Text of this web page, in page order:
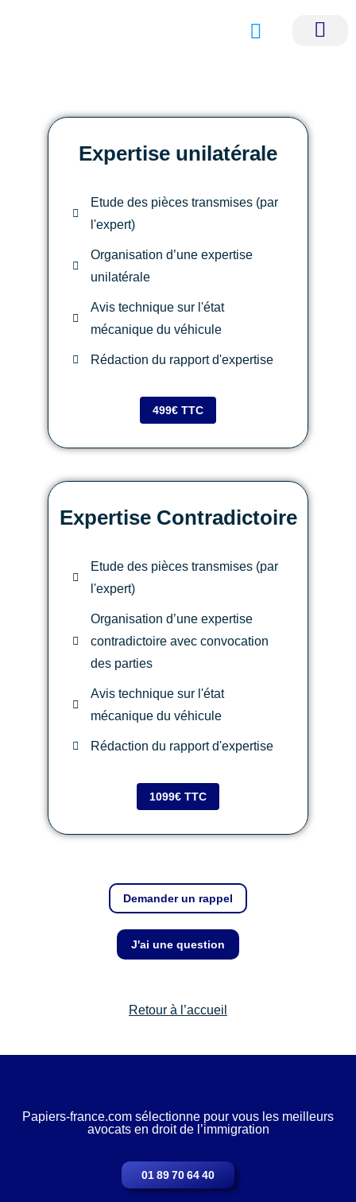
Expertise unilatérale
Etude des pièces transmises (par
l'expert)
Organisation d’une expertise
unilatérale
Avis technique sur l'état
mécanique du véhicule
Rédaction du rapport d'expertise
499€ TTC
Expertise Contradictoire
Etude des pièces transmises (par
l'expert)
Organisation d’une expertise
contradictoire avec convocation
des parties
Avis technique sur l'état
mécanique du véhicule
Rédaction du rapport d'expertise
1099€ TTC
Demander un rappel
J'ai une question
Retour à l’accueil
Papiers-france.com sélectionne pour vous les meilleurs
avocats en droit de l’immigration
01 89 70 64 40